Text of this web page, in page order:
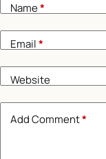
Name*
Email*
Website
Add Comment*